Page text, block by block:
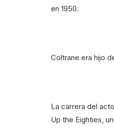
en 1950.
Coltrane era hijo
La carrera del
Up the Eighties,